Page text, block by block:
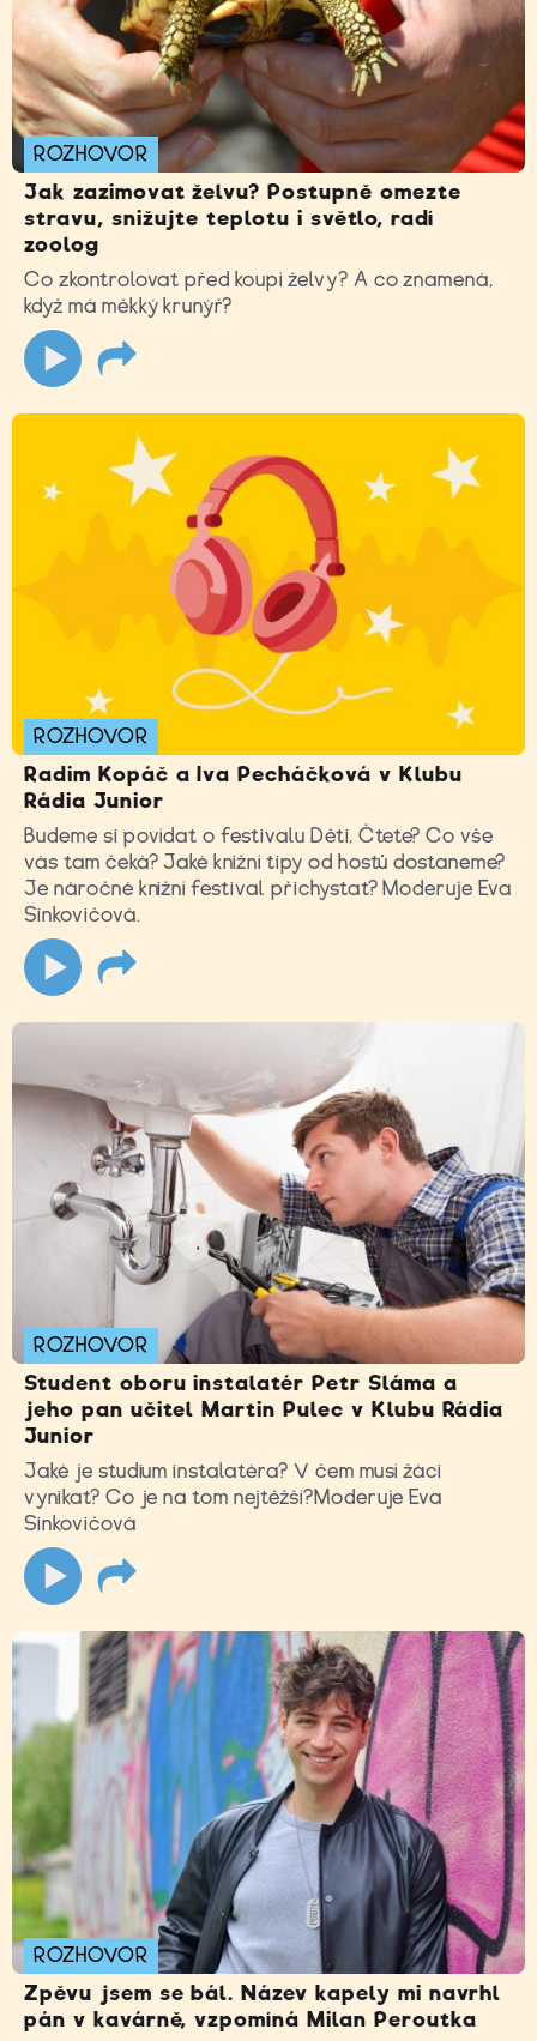
ROZHOVOR
Jak zazimovat želvu? Postupně omezte
stravu, snižujte teplotu i světlo, radí
zoolog
Co zkontrolovat před koupí želvy? A co znamená,
když má měkký krunýř?
ROZHOVOR
Radim Kopáč a Iva Pecháčková v Klubu
Rádia Junior
Budeme si povídat o festivalu Děti, Čtete? Co vše
vás tam čeká? Jaké knižní tipy od hostů dostaneme?
Je náročné knižní festival přichystat? Moderuje Eva
Sinkovičová.
ROZHOVOR
Student oboru instalatér Petr Sláma a
jeho pan učitel Martin Pulec v Klubu Rádia
Junior
Jaké je studium instalatéra? V čem musí žáci
vynikat? Co je na tom nejtěžší?Moderuje Eva
Sinkovičová
ROZHOVOR
Zpěvu jsem se bál. Název kapely mi navrhl
pán v kavárně, vzpomíná Milan Peroutka